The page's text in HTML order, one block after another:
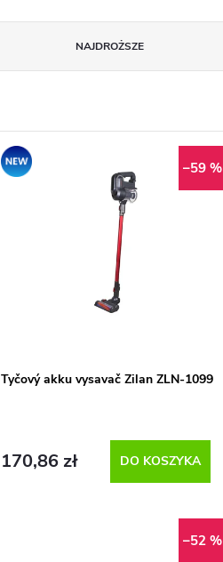
NAJDROŻSZE
Nowość –59 %
Tyčový akku vysavač Zilan ZLN-1099
170,86 zł DO KOSZYKA
–52 %